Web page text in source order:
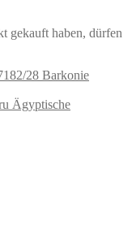
gekauft haben, dürfen
Barkonie
Ägyptische